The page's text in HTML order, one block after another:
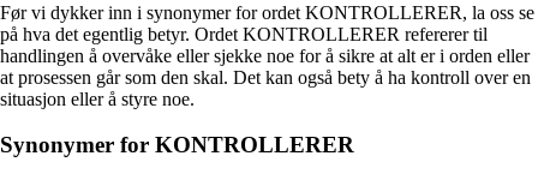
Før vi dykker inn i synonymer for ordet KONTROLLERER, la oss se
på hva det egentlig betyr. Ordet KONTROLLERER refererer til
handlingen å overvåke eller sjekke noe for å sikre at alt er i orden eller
at prosessen går som den skal. Det kan også bety å ha kontroll over en
situasjon eller å styre noe.
Synonymer for KONTROLLERER